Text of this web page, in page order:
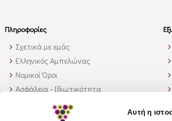
Αυτή η
Πληροφορίες
Σχετικά με εμάς
Ελληνικός Αμπελώνας
Νομικοί Όροι
Ασφάλεια - Ιδιωτικότητα
Τρόποι Αποστολής
Διαθεσιμότητα προϊόντων